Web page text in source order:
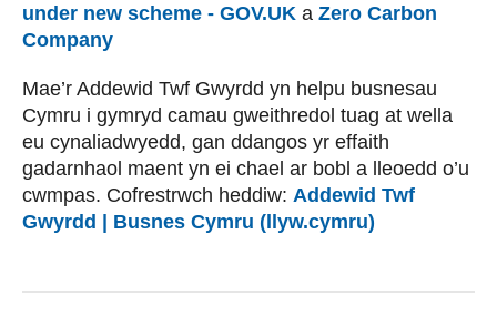
under new scheme - GOV.UK a Zero Carbon
Company
Mae’r Addewid Twf Gwyrdd yn helpu busnesau
Cymru i gymryd camau gweithredol tuag at wella
eu cynaliadwyedd, gan ddangos yr effaith
gadarnhaol maent yn ei chael ar bobl a lleoedd o’u
cwmpas. Cofrestrwch heddiw: Addewid Twf
Gwyrdd | Busnes Cymru (llyw.cymru)